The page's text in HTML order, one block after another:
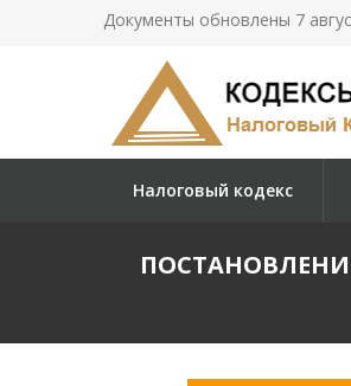
Документы обновлены 7
Налоговый кодекс